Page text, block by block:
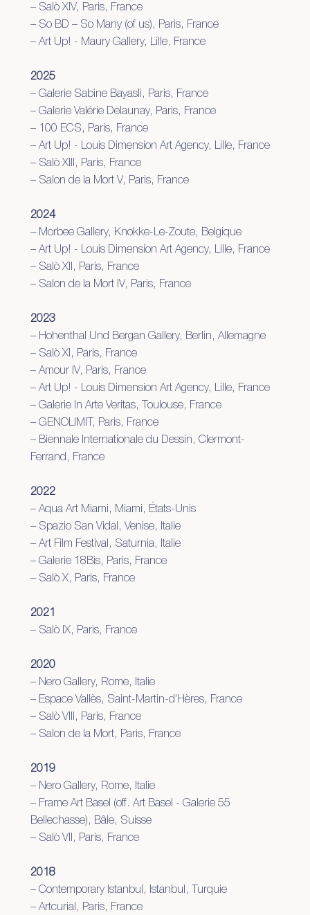
– Salò XIV, Paris, France
– So BD – So Many (of us), Paris, France
– Art Up! - Maury Gallery, Lille, France
2025
– Galerie Sabine Bayasli, Paris, France
– Galerie Valérie Delaunay, Paris, France
– 100 ECS, Paris, France
– Art Up! - Louis Dimension Art Agency, Lille, France
– Salò XIII, Paris, France
– Salon de la Mort V, Paris, France
2024
– Morbee Gallery, Knokke-Le-Zoute, Belgique
– Art Up! - Louis Dimension Art Agency, Lille, France
– Salò XII, Paris, France
– Salon de la Mort IV, Paris, France
2023
– Hohenthal Und Bergan Gallery, Berlin, Allemagne
– Salò XI, Paris, France
– Amour IV, Paris, France
– Art Up! - Louis Dimension Art Agency, Lille, France
– Galerie In Arte Veritas, Toulouse, France
– GENOLIMIT, Paris, France
– Biennale Internationale du Dessin, Clermont-
Ferrand, France
2022
– Aqua Art Miami, Miami, États-Unis
– Spazio San Vidal, Venise, Italie
– Art Film Festival, Saturnia, Italie
– Galerie 18Bis, Paris, France
– Salò X, Paris, France
2021
– Salò IX, Paris, France
2020
– Nero Gallery, Rome, Italie
– Espace Vallès, Saint-Martin-d’Hères, France
– Salò VIII, Paris, France
– Salon de la Mort, Paris, France
2019
– Nero Gallery, Rome, Italie
– Frame Art Basel (off. Art Basel - Galerie 55
Bellechasse), Bâle, Suisse
– Salò VII, Paris, France
2018
– Contemporary Istanbul, Istanbul, Turquie
– Artcurial, Paris, France